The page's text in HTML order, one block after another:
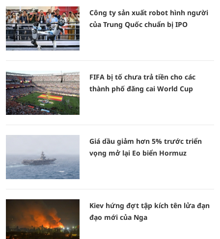
Công ty sản xuất robot hình người
của Trung Quốc chuẩn bị IPO
FIFA bị tố chưa trả tiền cho các
thành phố đăng cai World Cup
Giá dầu giảm hơn 5% trước triển
vọng mở lại Eo biển Hormuz
Kiev hứng đợt tập kích tên lửa đạn
đạo mới của Nga